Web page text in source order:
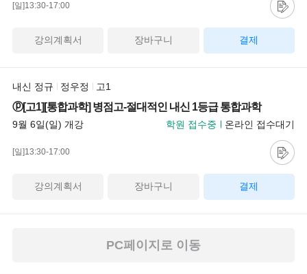
[일]13:30-17:00
강의계획서 장바구니 결제
내신 정규 정우정 고1
ⓟ[고1][통합과학] 병점고-절대적인 내신 1등급 통합과학
9월 6일(일) 개강 학원 접수중 온라인 접수대기
[일]13:30-17:00
강의계획서 장바구니 결제
PC페이지로 이동